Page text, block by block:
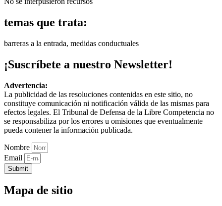
temas que trata:
barreras a la entrada, medidas conductuales
¡Suscríbete a nuestro Newsletter!
Advertencia:
La publicidad de las resoluciones contenidas en este sitio, no
constituye comunicación ni notificación válida de las mismas para
efectos legales. El Tribunal de Defensa de la Libre Competencia no
se responsabiliza por los errores u omisiones que eventualmente
pueda contener la información publicada.
Nombre
Email
Submit
Mapa de sitio